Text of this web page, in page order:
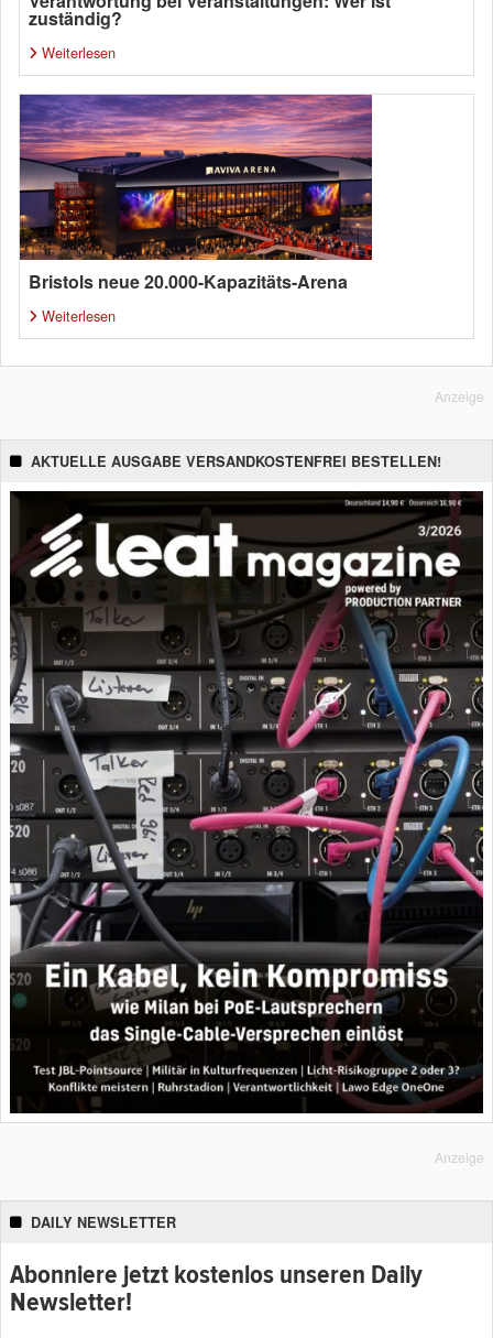
zuständig?
Weiterlesen
Bristols neue 20.000-Kapazitäts-Arena
Weiterlesen
Anzeige
AKTUELLE AUSGABE VERSANDKOSTENFREI BESTELLEN!
Anzeige
DAILY NEWSLETTER
Abonniere jetzt kostenlos unseren Daily
Newsletter!